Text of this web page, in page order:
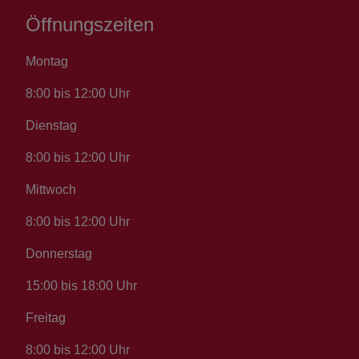
Öffnungszeiten
Montag
8:00 bis 12:00 Uhr
Dienstag
8:00 bis 12:00 Uhr
Mittwoch
8:00 bis 12:00 Uhr
Donnerstag
15:00 bis 18:00 Uhr
Freitag
8:00 bis 12:00 Uhr